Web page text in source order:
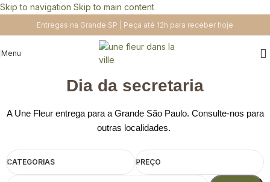
Skip to navigation Skip to main content
Entregas na Grande SP | Peça até 12h para receber hoje
Menu
Dia da secretaria
A Une Fleur entrega para a Grande São Paulo. Consulte-nos para
outras localidades.
CATEGORIAS PREÇO